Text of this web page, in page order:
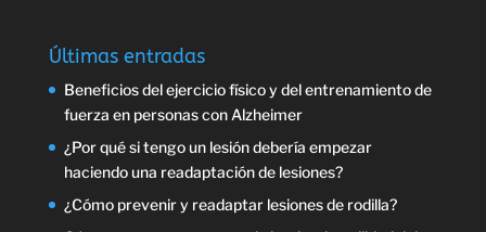
Últimas entradas
Beneficios del ejercicio físico y del entrenamiento de
fuerza en personas con Alzheimer
¿Por qué si tengo un lesión debería empezar
haciendo una readaptación de lesiones?
¿Cómo prevenir y readaptar lesiones de rodilla?